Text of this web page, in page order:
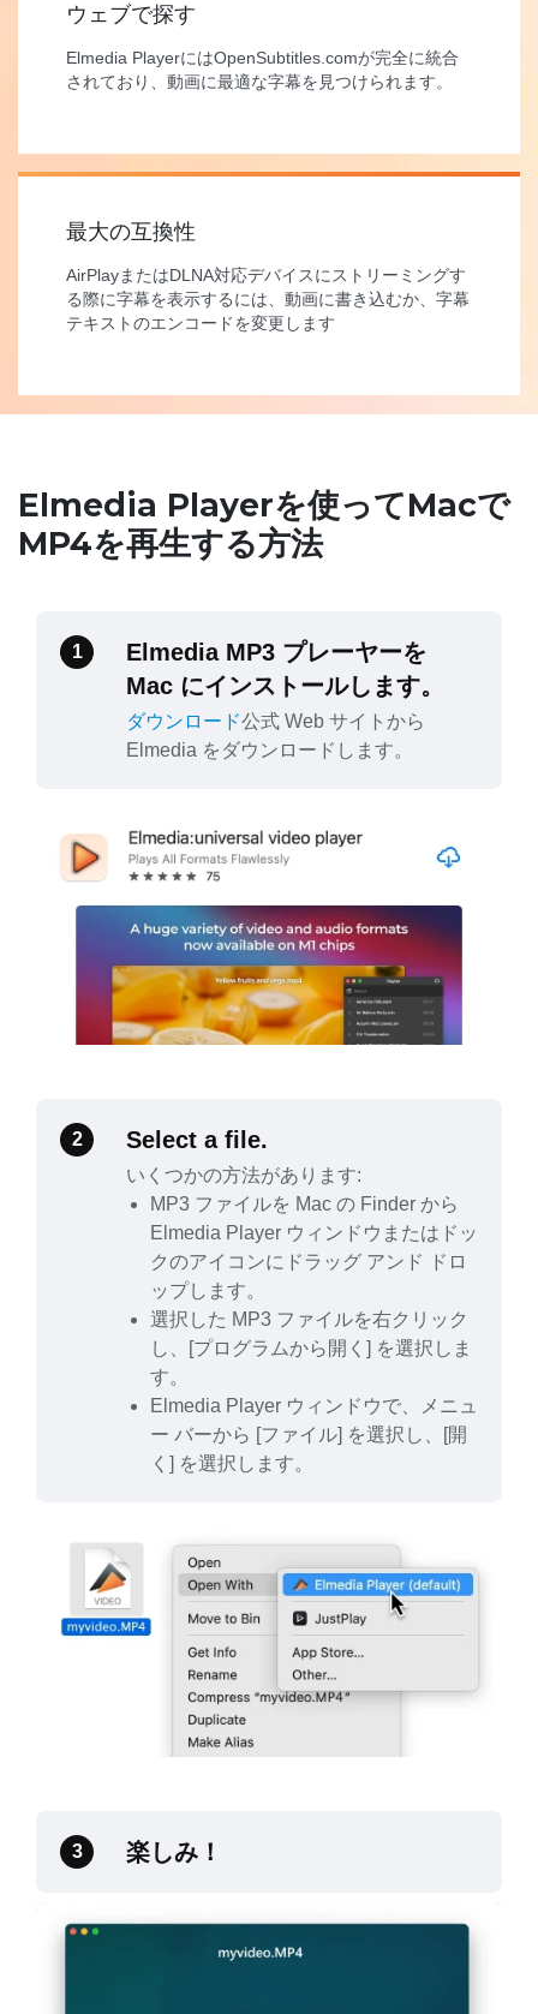
ウェブで探す
Elmedia PlayerにはOpenSubtitles.comが完全に統合
されており、動画に最適な字幕を見つけられます。
最大の互換性
AirPlayまたはDLNA対応デバイスにストリーミングす
る際に字幕を表示するには、動画に書き込むか、字幕
テキストのエンコードを変更します
Elmedia Playerを使ってMacで
MP4を再生する方法
1
Elmedia MP3 プレーヤーを
Mac にインストールします。
ダウンロード公式 Web サイトから
Elmedia をダウンロードします。
2 Select a file.
いくつかの方法があります:
MP3 ファイルを Mac の Finder から
Elmedia Player ウィンドウまたはドッ
クのアイコンにドラッグ アンド ドロ
ップします。
選択した MP3 ファイルを右クリック
し、[プログラムから開く] を選択しま
す。
Elmedia Player ウィンドウで、メニュ
ー バーから [ファイル] を選択し、[開
く] を選択します。
3 楽しみ！